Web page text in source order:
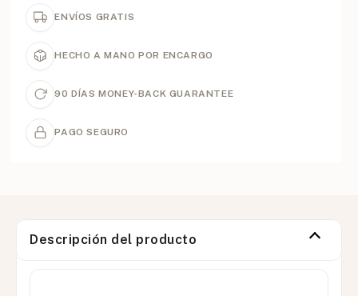
ENVÍOS GRATIS
HECHO A MANO POR ENCARGO
90 DÍAS MONEY-BACK GUARANTEE
PAGO SEGURO
Descripción del producto